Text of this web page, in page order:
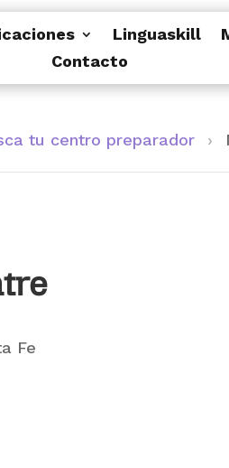
Linguaskill
Contacto
tu centro preparador ›
Fe